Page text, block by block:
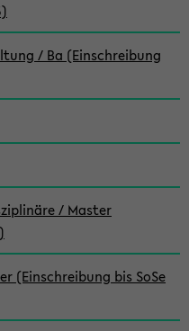
/ Ba (Einschreibung
/ Master
(Einschreibung bis SoSe